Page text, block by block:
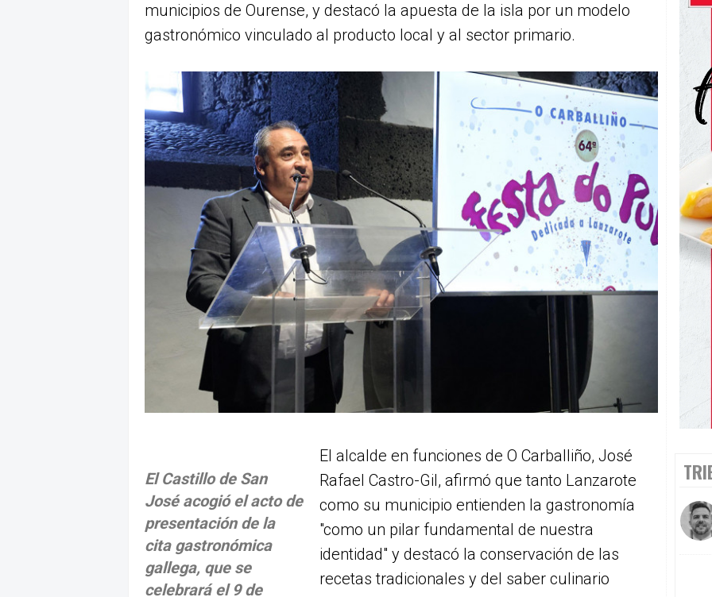
municipios de Ourense, y destacó la apuesta de la isla por un modelo
gastronómico vinculado al producto local y al sector primario.
El Castillo de San
José acogió el acto de
presentación de la
cita gastronómica
gallega, que se
celebrará el 9 de
El alcalde en funciones de O Carballiño, José
Rafael Castro-Gil, afirmó que tanto Lanzarote
como su municipio entienden la gastronomía
"como un pilar fundamental de nuestra
identidad" y destacó la conservación de las
recetas tradicionales y del saber culinario